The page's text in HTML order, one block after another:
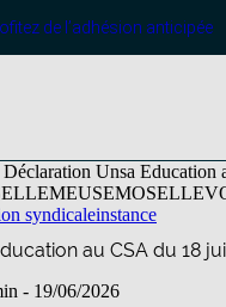
de l’adhésion anticipée
Déclaration Unsa Education
MEUSEMOSELLE
syndicaleinstance
au CSA du 18
- 19/06/2026